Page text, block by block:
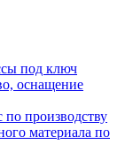
под ключ
оснащение
по производству
материала по